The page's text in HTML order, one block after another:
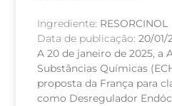
Ingrediente: RESORCINOL
Data de publicação:20/01/
A 20 de janeiro de 2025, a
Substâncias Químicas
proposta da França para
como Desregulador